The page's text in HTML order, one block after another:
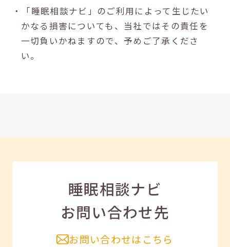
・「睡眠相談ナビ」のご利用によって生じたい
かなる損害についても、当社ではその責任を
一切負いかねますので、予めご了承くださ
い。
睡眠相談ナビ
お問い合わせ先
お問い合わせはこちら